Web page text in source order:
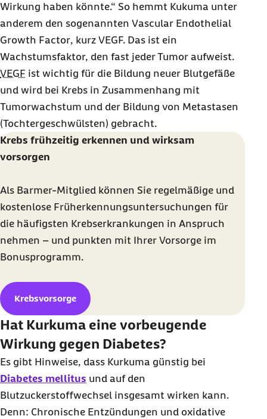
Wirkung haben könnte.“ So hemmt Kukuma unter
anderem den sogenannten Vascular Endothelial
Growth Factor, kurz VEGF. Das ist ein
Wachstumsfaktor, den fast jeder Tumor aufweist.
VEGF ist wichtig für die Bildung neuer Blutgefäße
und wird bei Krebs in Zusammenhang mit
Tumorwachstum und der Bildung von Metastasen
(Tochtergeschwülsten) gebracht.
Krebs frühzeitig erkennen und wirksam
vorsorgen
Als Barmer-Mitglied können Sie regelmäßige und
kostenlose Früherkennungsuntersuchungen für
die häufigsten Krebserkrankungen in Anspruch
nehmen – und punkten mit Ihrer Vorsorge im
Bonusprogramm.
Krebsvorsorge
Hat Kurkuma eine vorbeugende
Wirkung gegen Diabetes?
Es gibt Hinweise, dass Kurkuma günstig bei
Diabetes mellitus und auf den
Blutzuckerstoffwechsel insgesamt wirken kann.
Denn: Chronische Entzündungen und oxidative